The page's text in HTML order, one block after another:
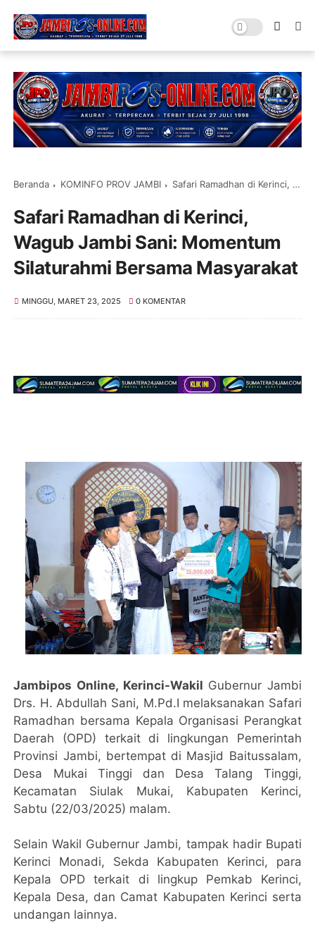
Beranda KOMINFO PROV JAMBI Safari Ramadhan di Kerinci, Wagub Jambi Sani: Momentum Silaturahmi Bersama Masyarakat
Safari Ramadhan di Kerinci,
Wagub Jambi Sani: Momentum
Silaturahmi Bersama Masyarakat
MINGGU, MARET 23, 2025 0 KOMENTAR
Jambipos Online, Kerinci-Wakil Gubernur Jambi
Drs. H. Abdullah Sani, M.Pd.I melaksanakan Safari
Ramadhan bersama Kepala Organisasi Perangkat
Daerah (OPD) terkait di lingkungan Pemerintah
Provinsi Jambi, bertempat di Masjid Baitussalam,
Desa Mukai Tinggi dan Desa Talang Tinggi,
Kecamatan Siulak Mukai, Kabupaten Kerinci,
Sabtu (22/03/2025) malam.
Selain Wakil Gubernur Jambi, tampak hadir Bupati
Kerinci Monadi, Sekda Kabupaten Kerinci, para
Kepala OPD terkait di lingkup Pemkab Kerinci,
Kepala Desa, dan Camat Kabupaten Kerinci serta
undangan lainnya.